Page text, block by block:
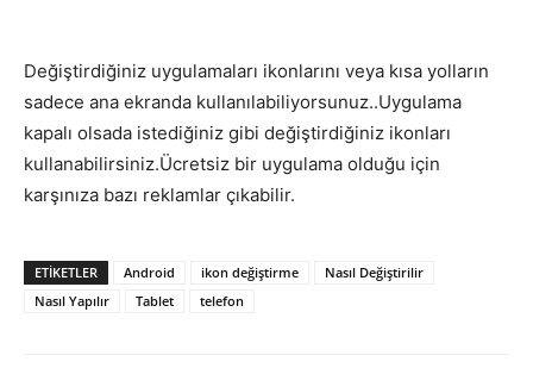
Değiştirdiğiniz uygulamaları ikonlarını veya kısa yolların
sadece ana ekranda kullanılabiliyorsunuz..Uygulama
kapalı olsada istediğiniz gibi değiştirdiğiniz ikonları
kullanabilirsiniz.Ücretsiz bir uygulama olduğu için
karşınıza bazı reklamlar çıkabilir.
ETIKETLER Android ikon değiştirme
Nasıl Değiştirilir
Nasıl Yapılır
Tablet telefon